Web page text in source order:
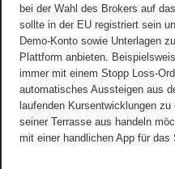
bei der Wahl des Brokers auf
sollte in der EU registriert sein
Demo-Konto sowie Unterlagen
Plattform anbieten.
immer mit einem Stopp Loss-
automatisches Aussteigen aus
laufenden Kursentwicklungen
seiner Terrasse aus handeln
mit einer handlichen App für das